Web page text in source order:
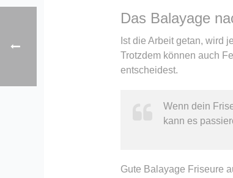
Das Balayage
Ist die Arbeit getan, wird
Trotzdem können auch
entscheidest.
Wenn dein
kann es
Gute Balayage Friseure